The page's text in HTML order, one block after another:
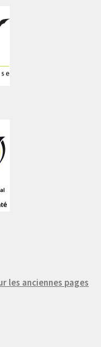
les anciennes pages